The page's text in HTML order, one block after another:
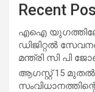
Recent
എഐ
ഡിജിറ്റൽ
മന്ത്രി സി പി
ആഗസ്റ്റ് 15